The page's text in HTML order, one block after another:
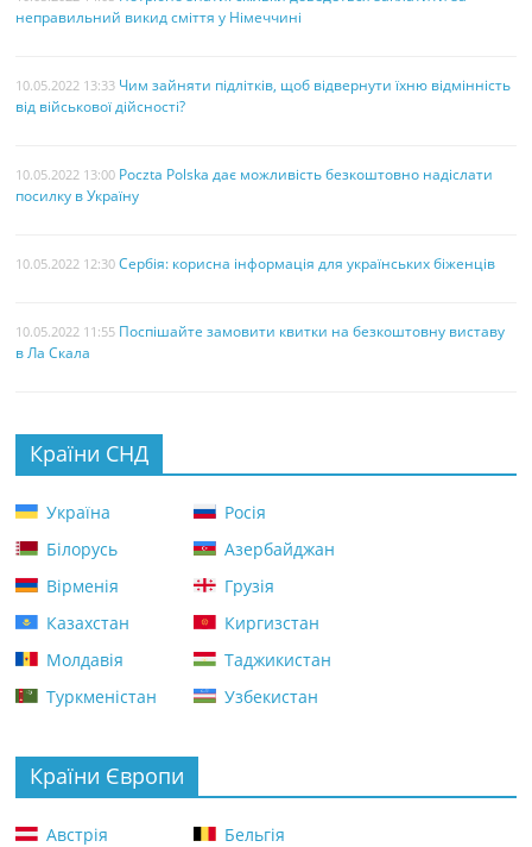
неправильний викид сміття у Німеччині
10.05.2022 13:33 Чим зайняти підлітків, щоб відвернути їхню відмінність
від військової дійсності?
10.05.2022 13:00 Poczta Polska дає можливість безкоштовно надіслати
посилку в Україну
10.05.2022 12:30 Сербія: корисна інформація для українських біженців
10.05.2022 11:55 Поспішайте замовити квитки на безкоштовну виставу
в Ла Скала
Країни СНД
Україна
Росія
Білорусь
Азербайджан
Вірменія
Грузія
Казахстан
Киргизстан
Молдавія
Таджикистан
Туркменістан
Узбекистан
Країни Європи
Австрія
Бельгія